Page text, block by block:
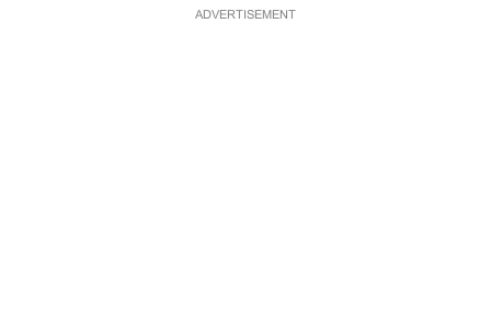
ADVERTISEMENT